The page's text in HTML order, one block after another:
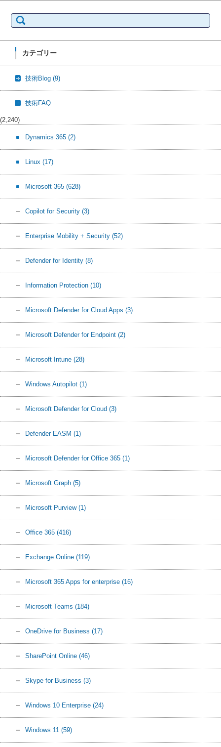
索:
カテゴリー
技術Blog (9)
技術FAQ
(2,240)
Dynamics 365 (2)
Linux (17)
Microsoft 365 (628)
Copilot for Security (3)
Enterprise Mobility + Security (52)
Defender for Identity (8)
Information Protection (10)
Microsoft Defender for Cloud Apps (3)
Microsoft Defender for Endpoint (2)
Microsoft Intune (28)
Windows Autopilot (1)
Microsoft Defender for Cloud (3)
Defender EASM (1)
Microsoft Defender for Office 365 (1)
Microsoft Graph (5)
Microsoft Purview (1)
Office 365 (416)
Exchange Online (119)
Microsoft 365 Apps for enterprise (16)
Microsoft Teams (184)
OneDrive for Business (17)
SharePoint Online (46)
Skype for Business (3)
Windows 10 Enterprise (24)
Windows 11 (59)